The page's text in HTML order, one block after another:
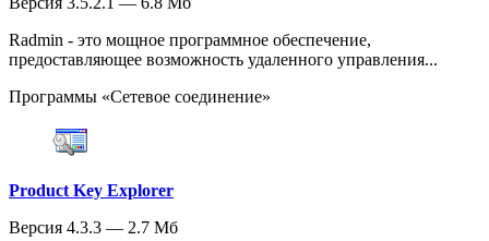
Radmin - это мощное программное обеспечение,
предоставляющее возможность удаленного управления...
Программы «Сетевое соединение»
Product Key Explorer
Версия 4.3.3 — 2.7 Мб